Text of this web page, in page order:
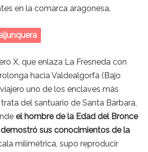
en la comarca aragonesa.
X, que enlaza La Fresneda con
hacia Valdealgorfa (Bajo
uno de los enclaves más
del santuario de Santa Bárbara,
el hombre de la Edad del Bronce
sus conocimientos de la
milimétrica, supo reproducir